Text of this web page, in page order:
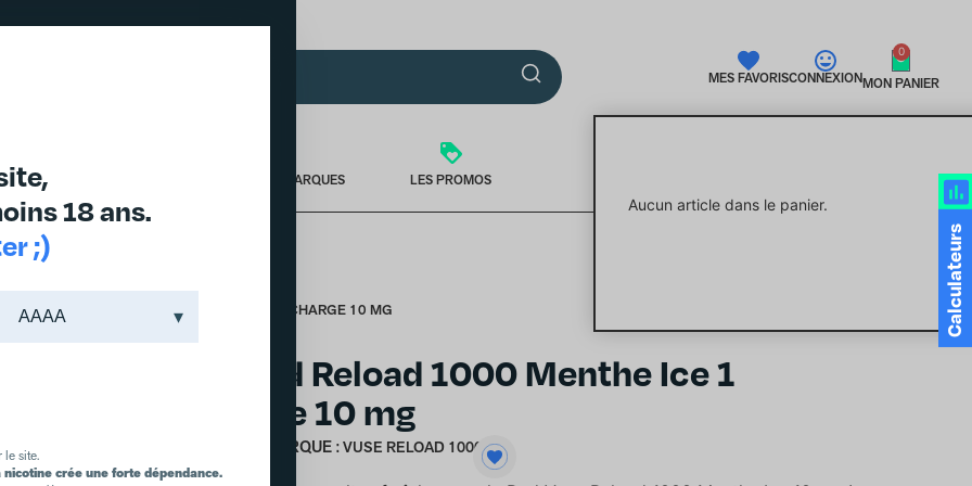
18 ans.
;)
le site.
crée une forte dépendance.
MES FAVORISCONNEXION
Aucun article dans le panier.
0
MON PANIER
NOS MARQUES LES PROMOS
Calculateurs
/ VUSE POD RELOAD 1000 MENTHE ICE 1 RECHARGE 10 MG
Vuse Pod Reload 1000 Menthe Ice 1
Recharge 10 mg
MARQUE :VUSE RELOAD 1000